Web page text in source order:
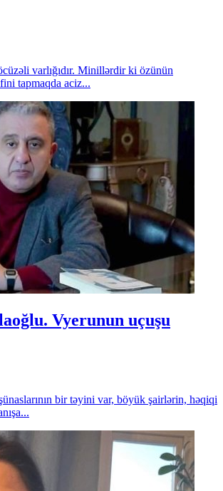
varlığıdır. Minillərdir ki özünün
tapmaqda aciz...
Vyerunun uçuşu
bir təyini var, böyük şairlərin, həqiqi